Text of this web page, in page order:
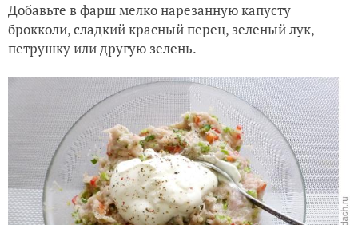
Добавьте в фарш мелко нарезанную капусту
брокколи, сладкий красный перец, зеленый лук,
петрушку или другую зелень.